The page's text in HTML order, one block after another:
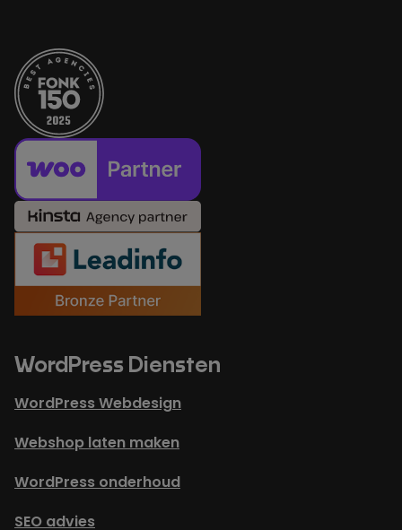
WordPress Diensten
WordPress Webdesign
Webshop laten maken
WordPress onderhoud
SEO advies